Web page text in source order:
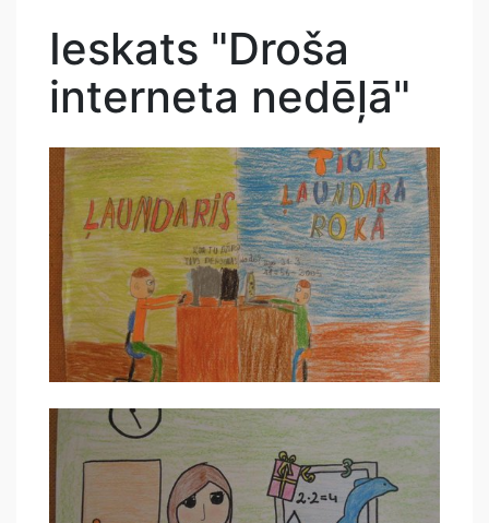
Ieskats "Droša
interneta nedēļā"